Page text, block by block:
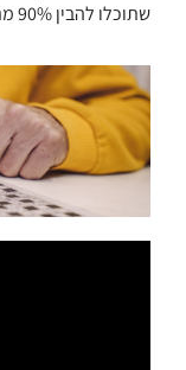
שתוכלו להבין 90% מהאנגלית המדוברת והכתובה.